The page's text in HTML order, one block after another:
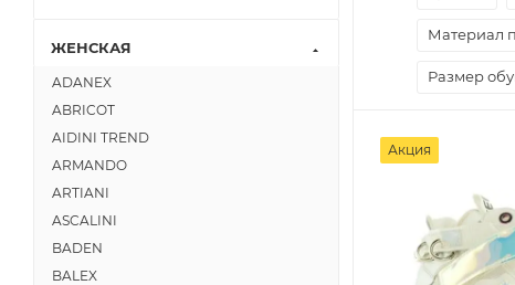
Материал
Размер
Акция
ЖЕНСКАЯ
ADANEX
ABRICOT
AIDINI TREND
ARMANDO
ARTIANI
ASCALINI
BADEN
BALEX